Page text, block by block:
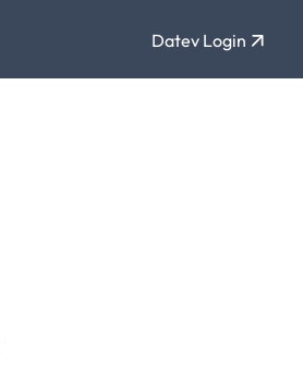
Datev Login